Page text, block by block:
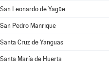
San Leonardo de Yagüe
San Pedro Manrique
Santa Cruz de Yanguas
Santa María de Huerta